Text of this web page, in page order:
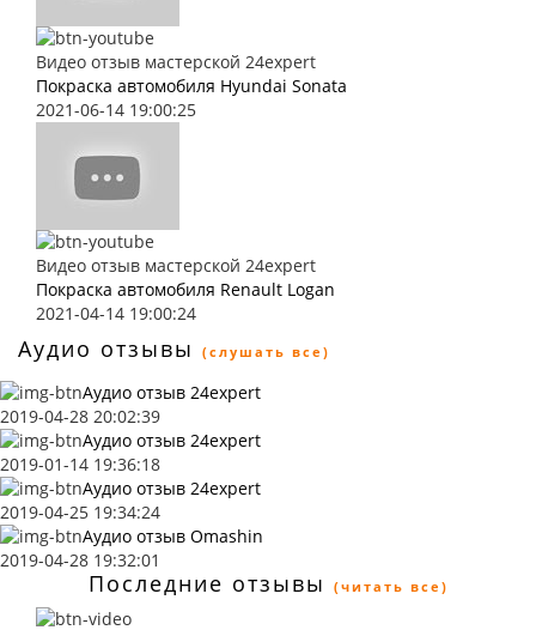
Видео отзыв мастерской 24expert
Покраска автомобиля Hyundai Sonata
2021-06-14 19:00:25
Видео отзыв мастерской 24expert
Покраска автомобиля Renault Logan
2021-04-14 19:00:24
Аудио отзывы (слушать все)
Аудио отзыв 24expert
2019-04-28 20:02:39
Аудио отзыв 24expert
2019-01-14 19:36:18
Аудио отзыв 24expert
2019-04-25 19:34:24
Аудио отзыв Omashin
2019-04-28 19:32:01
Последние отзывы (читать все)